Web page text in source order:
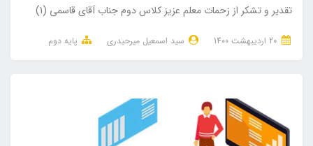
تقدیر و تشکر از زحمات معلم عزیز کلاس دوم جناب آقای قاسمی (1)
سید اسمعیل میرحیدری پایه دوم